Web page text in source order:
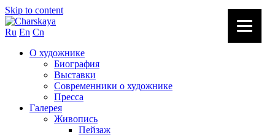
Skip to content
Ru En Cn
О художнике
Биография
Выставки
Современники о художнике
Пресса
Галерея
Живопись
Пейзаж